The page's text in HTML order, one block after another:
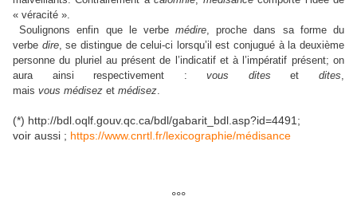
« véracité ».
Soulignons enfin que le verbemédire, proche dans sa forme du
verbe dire, se distingue de celui-ci lorsqu’il est conjugué à la deuxième
personne du pluriel au présent de l’indicatif et à l’impératif présent; on
aura ainsi respectivement :vous dites etdites,
mais vous médisez et médisez.
(*) http://bdl.oqlf.gouv.qc.ca/bdl/gabarit_bdl.asp?id=4491;
voir aussi ; https://www.cnrtl.fr/lexicographie/médisance
°°°